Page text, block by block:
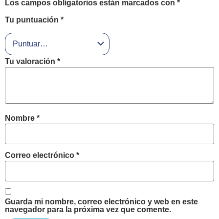
Los campos obligatorios están marcados con *
Tu puntuación *
Tu valoración *
Nombre *
Correo electrónico *
Guarda mi nombre, correo electrónico y web en este
navegador para la próxima vez que comente.